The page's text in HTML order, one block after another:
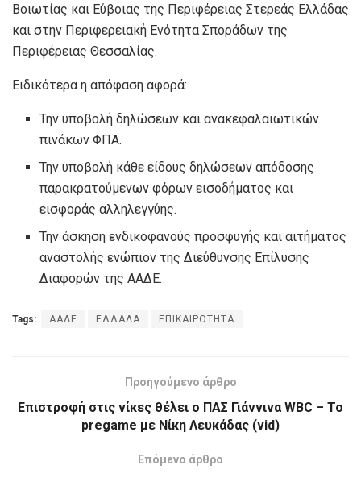
Βοιωτίας και Εύβοιας της Περιφέρειας Στερεάς Ελλάδας
και στην Περιφερειακή Ενότητα Σποράδων της
Περιφέρειας Θεσσαλίας.
Ειδικότερα η απόφαση αφορά:
Την υποβολή δηλώσεων και ανακεφαλαιωτικών
πινάκων ΦΠΑ.
Την υποβολή κάθε είδους δηλώσεων απόδοσης
παρακρατούμενων φόρων εισοδήματος και
εισφοράς αλληλεγγύης.
Την άσκηση ενδικοφανούς προσφυγής και αιτήματος
αναστολής ενώπιον της Διεύθυνσης Επίλυσης
Διαφορών της ΑΑΔΕ.
Tags: ΑΑΔΕ ΕΛΛΑΔΑ ΕΠΙΚΑΙΡΟΤΗΤΑ
Προηγούμενο άρθρο
Επιστροφή στις νίκες θέλει ο ΠΑΣ Γιάννινα WBC – Το
pregame με Νίκη Λευκάδας (vid)
Επόμενο άρθρο